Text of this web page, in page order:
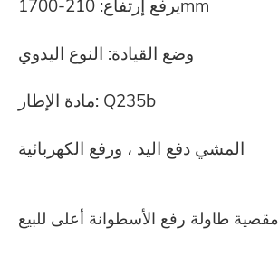
يرفع إرتفاع: 210-1700mm
وضع القيادة: النوع اليدوي
مادة الإطار: Q235b
المشي دفع اليد ، ورفع الكهربائية
مقصية طاولة رفع الأسطوانة أعلى للبيع